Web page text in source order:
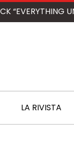
“EVERYTHING
LA RIVISTA